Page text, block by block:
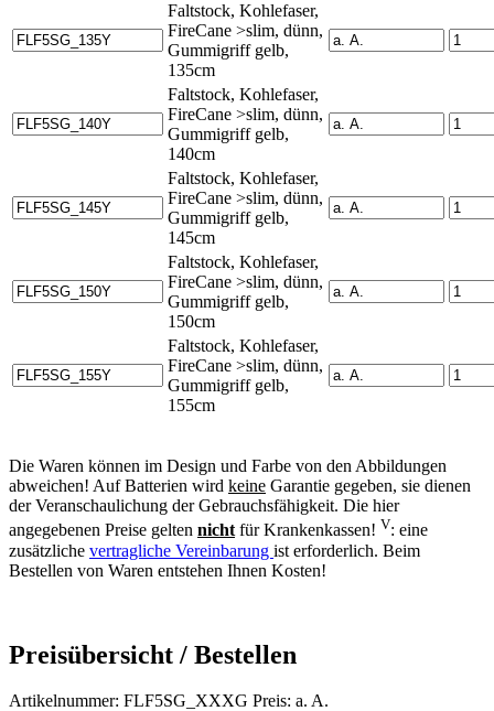
Faltstock, Kohlefaser,
FireCane >slim, dünn,
Gummigriff gelb,
135cm
Faltstock, Kohlefaser,
FireCane >slim, dünn,
Gummigriff gelb,
140cm
Faltstock, Kohlefaser,
FireCane >slim, dünn,
Gummigriff gelb,
145cm
Faltstock, Kohlefaser,
FireCane >slim, dünn,
Gummigriff gelb,
150cm
Faltstock, Kohlefaser,
FireCane >slim, dünn,
Gummigriff gelb,
155cm
Die Waren können im Design und Farbe von den Abbildungen
abweichen! Auf Batterien wird keine Garantie gegeben, sie dienen
der Veranschaulichung der Gebrauchsfähigkeit. Die hier
angegebenen Preise gelten nichtfür Krankenkassen! V: eine
zusätzliche vertragliche Vereinbarung ist erforderlich. Beim
Bestellen von Waren entstehen Ihnen Kosten!
Preisübersicht / Bestellen
Artikelnummer: FLF5SG_XXXG Preis: a. A.